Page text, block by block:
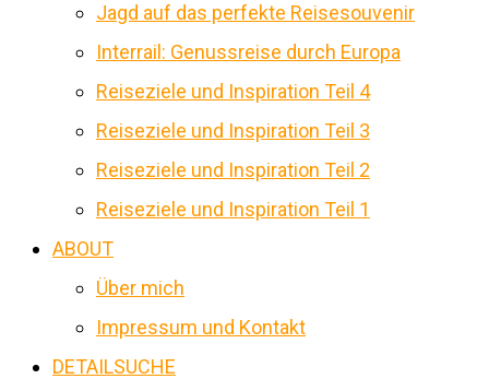
Jagd auf das perfekte Reisesouvenir
Interrail: Genussreise durch Europa
Reiseziele und Inspiration Teil 4
Reiseziele und Inspiration Teil 3
Reiseziele und Inspiration Teil 2
Reiseziele und Inspiration Teil 1
ABOUT
Über mich
Impressum und Kontakt
DETAILSUCHE